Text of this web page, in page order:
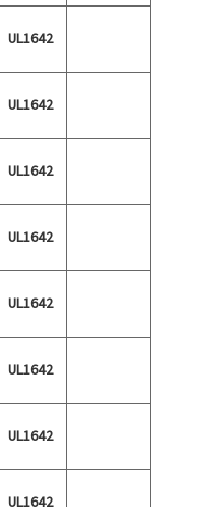
UL1642
UL1642
UL1642
UL1642
UL1642
UL1642
UL1642
UL1642